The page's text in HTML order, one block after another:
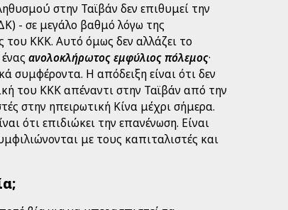
στην Ταϊβάν δεν επιθυμεί την
- σε μεγάλο βαθμό λόγω της
του ΚΚΚ. Αυτό όμως δεν αλλάζει το
έναςανολοκλήρωτος εμφύλιος πόλεμος·
συμφέροντα. Η απόδειξη είναι ότι δεν
του ΚΚΚ απέναντι στην Ταϊβάν από την
στην ηπειρωτική Κίνα μέχρι σήμερα.
ότι επιδιώκει την επανένωση. Είναι
με τους καπιταλιστές και